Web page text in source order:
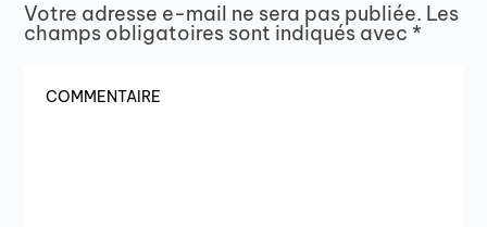
Votre adresse e-mail ne sera pas publiée. Les
champs obligatoires sont indiqués avec *